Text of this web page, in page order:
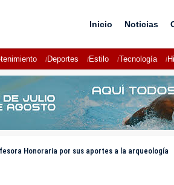
Inicio Noticias
Deportes Estilo Tecnología
Honoraria por sus aportes a la arqueología